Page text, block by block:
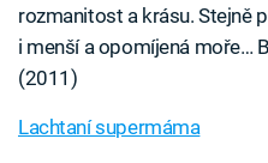
rozmanitost a krásu. Stejně
i menší a opomíjená moře…
(2011)
Lachtaní supermáma